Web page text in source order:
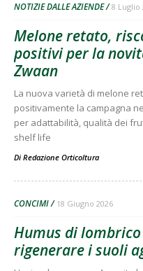
NOTIZIE DALLE AZIENDE 8 Luglio
Melone retato,
positivi per la
Zwaan
La nuova varietà di melone
positivamente la campagna
per adattabilità, qualità dei
shelf life
Di Redazione Orticoltura
CONCIMI 18 Giugno 2026
Humus di
rigenerare i suoli